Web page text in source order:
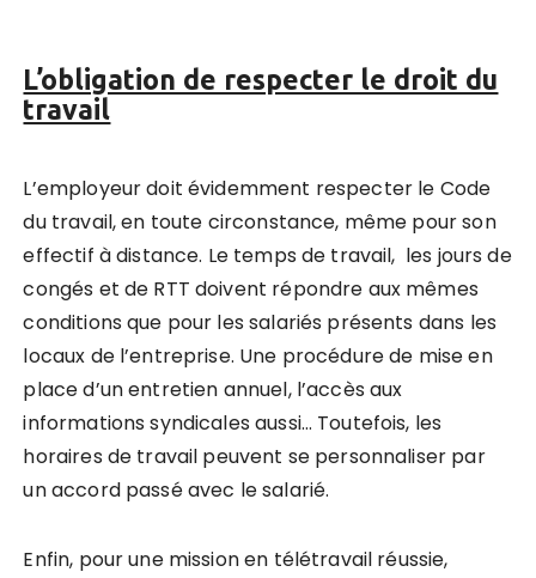
L’obligation de respecter le droit du
travail
L’employeur doit évidemment respecter le Code
du travail, en toute circonstance, même pour son
effectif à distance. Le temps de travail, les jours de
congés et de RTT doivent répondre aux mêmes
conditions que pour les salariés présents dans les
locaux de l’entreprise. Une procédure de mise en
place d’un entretien annuel, l’accès aux
informations syndicales aussi… Toutefois, les
horaires de travail peuvent se personnaliser par
un accord passé avec le salarié.
Enfin, pour une mission en télétravail réussie,